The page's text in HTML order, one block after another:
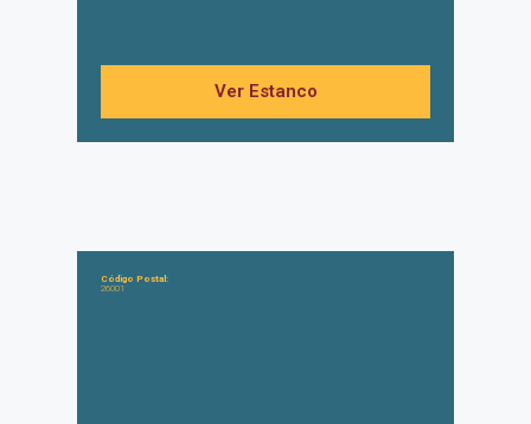
Ver Estanco
Código Postal:
26001